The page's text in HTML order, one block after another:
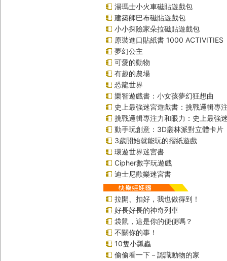
湯瑪士小火車磁貼遊戲包
建築師巴布磁貼遊戲包
小小探險家朵拉磁貼遊戲包
原裝進口貼紙書 1000 ACTIVITIES
夢幻公主
可愛的動物
有趣的農場
恐龍世界
樂智遊戲書：小女孩夢幻狂想曲
史上最強迷宮遊戲書：挑戰邏輯專
挑戰邏輯專注力和眼力：史上最強
動手玩創意：3D叢林派對立體卡片
3歲開始就能玩的摺紙遊戲
環遊世界迷宮書
Cipher數字玩遊戲
迪士尼歡樂迷宮書
拉開、扣好，我也做得到！
好長好長的神奇列車
袋鼠，這是你的便便嗎？
不關你的事！
10隻小瓢蟲
偷偷看一下－認識動物的家